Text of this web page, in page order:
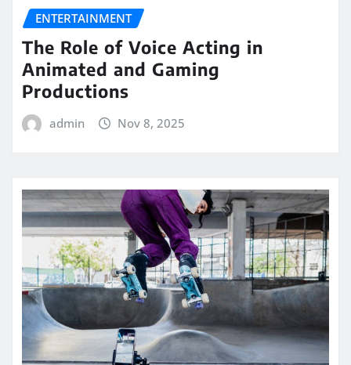
ENTERTAINMENT
The Role of Voice Acting in
Animated and Gaming
Productions
admin Nov 8, 2025